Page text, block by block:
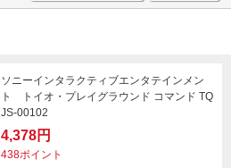
ソニーインタラクティブエンタテインメン
ト トイオ・プレイグラウンド コマンド TQ
JS-00102
4,378円
438ポイント